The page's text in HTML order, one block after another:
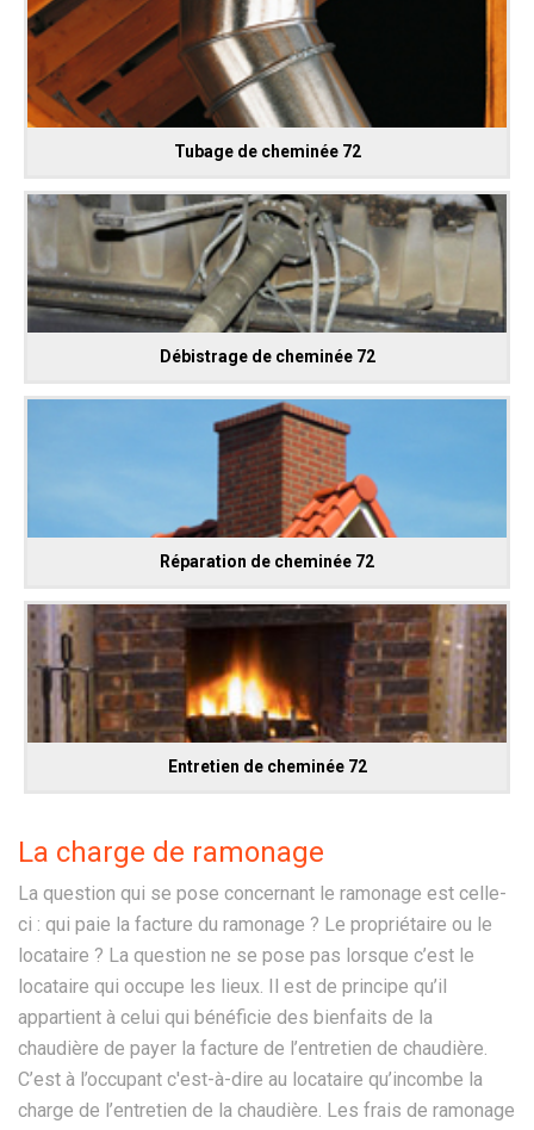
Tubage de cheminée 72
Débistrage de cheminée 72
Réparation de cheminée 72
Entretien de cheminée 72
La charge de ramonage
La question qui se pose concernant le ramonage est celle-
ci : qui paie la facture du ramonage ? Le propriétaire ou le
locataire ? La question ne se pose pas lorsque c’est le
locataire qui occupe les lieux. Il est de principe qu’il
appartient à celui qui bénéficie des bienfaits de la
chaudière de payer la facture de l’entretien de chaudière.
C’est à l’occupant c'est-à-dire au locataire qu’incombe la
charge de l’entretien de la chaudière. Les frais de ramonage